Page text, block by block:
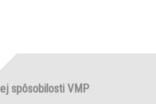
spôsobilosti VMP